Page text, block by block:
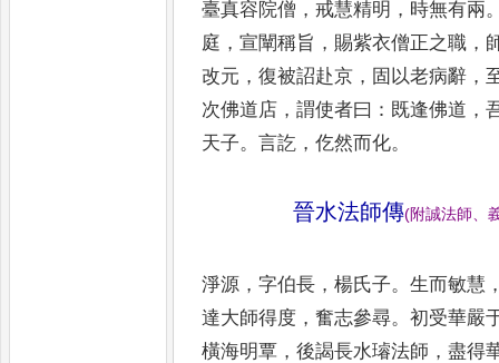
臺真容院僧 ，戒慧精明 ， 時無有兩
庭 ，宣闡稱旨 ， 賜紫衣僧正之職 ，
改元 ，復被詔赴京 ， 固以老病辭 ，
次佛道店 ，謂使者曰 ： 既逢佛道 ，
天子。言訖 ，仡然而化。
晉水法師傳(附誠法師
淨源 ，字伯長 ，楊氏子。生而敏慧
達大師得度 ，奮志參尋。初受華嚴
橫海明覃 ，後謁長水璿法師 ，盡得